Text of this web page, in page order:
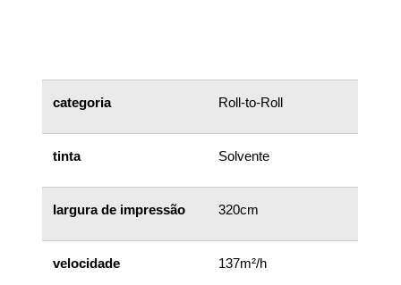
categoria Roll-to-Roll
tinta Solvente
largura de impressão 320cm
velocidade 137m²/h